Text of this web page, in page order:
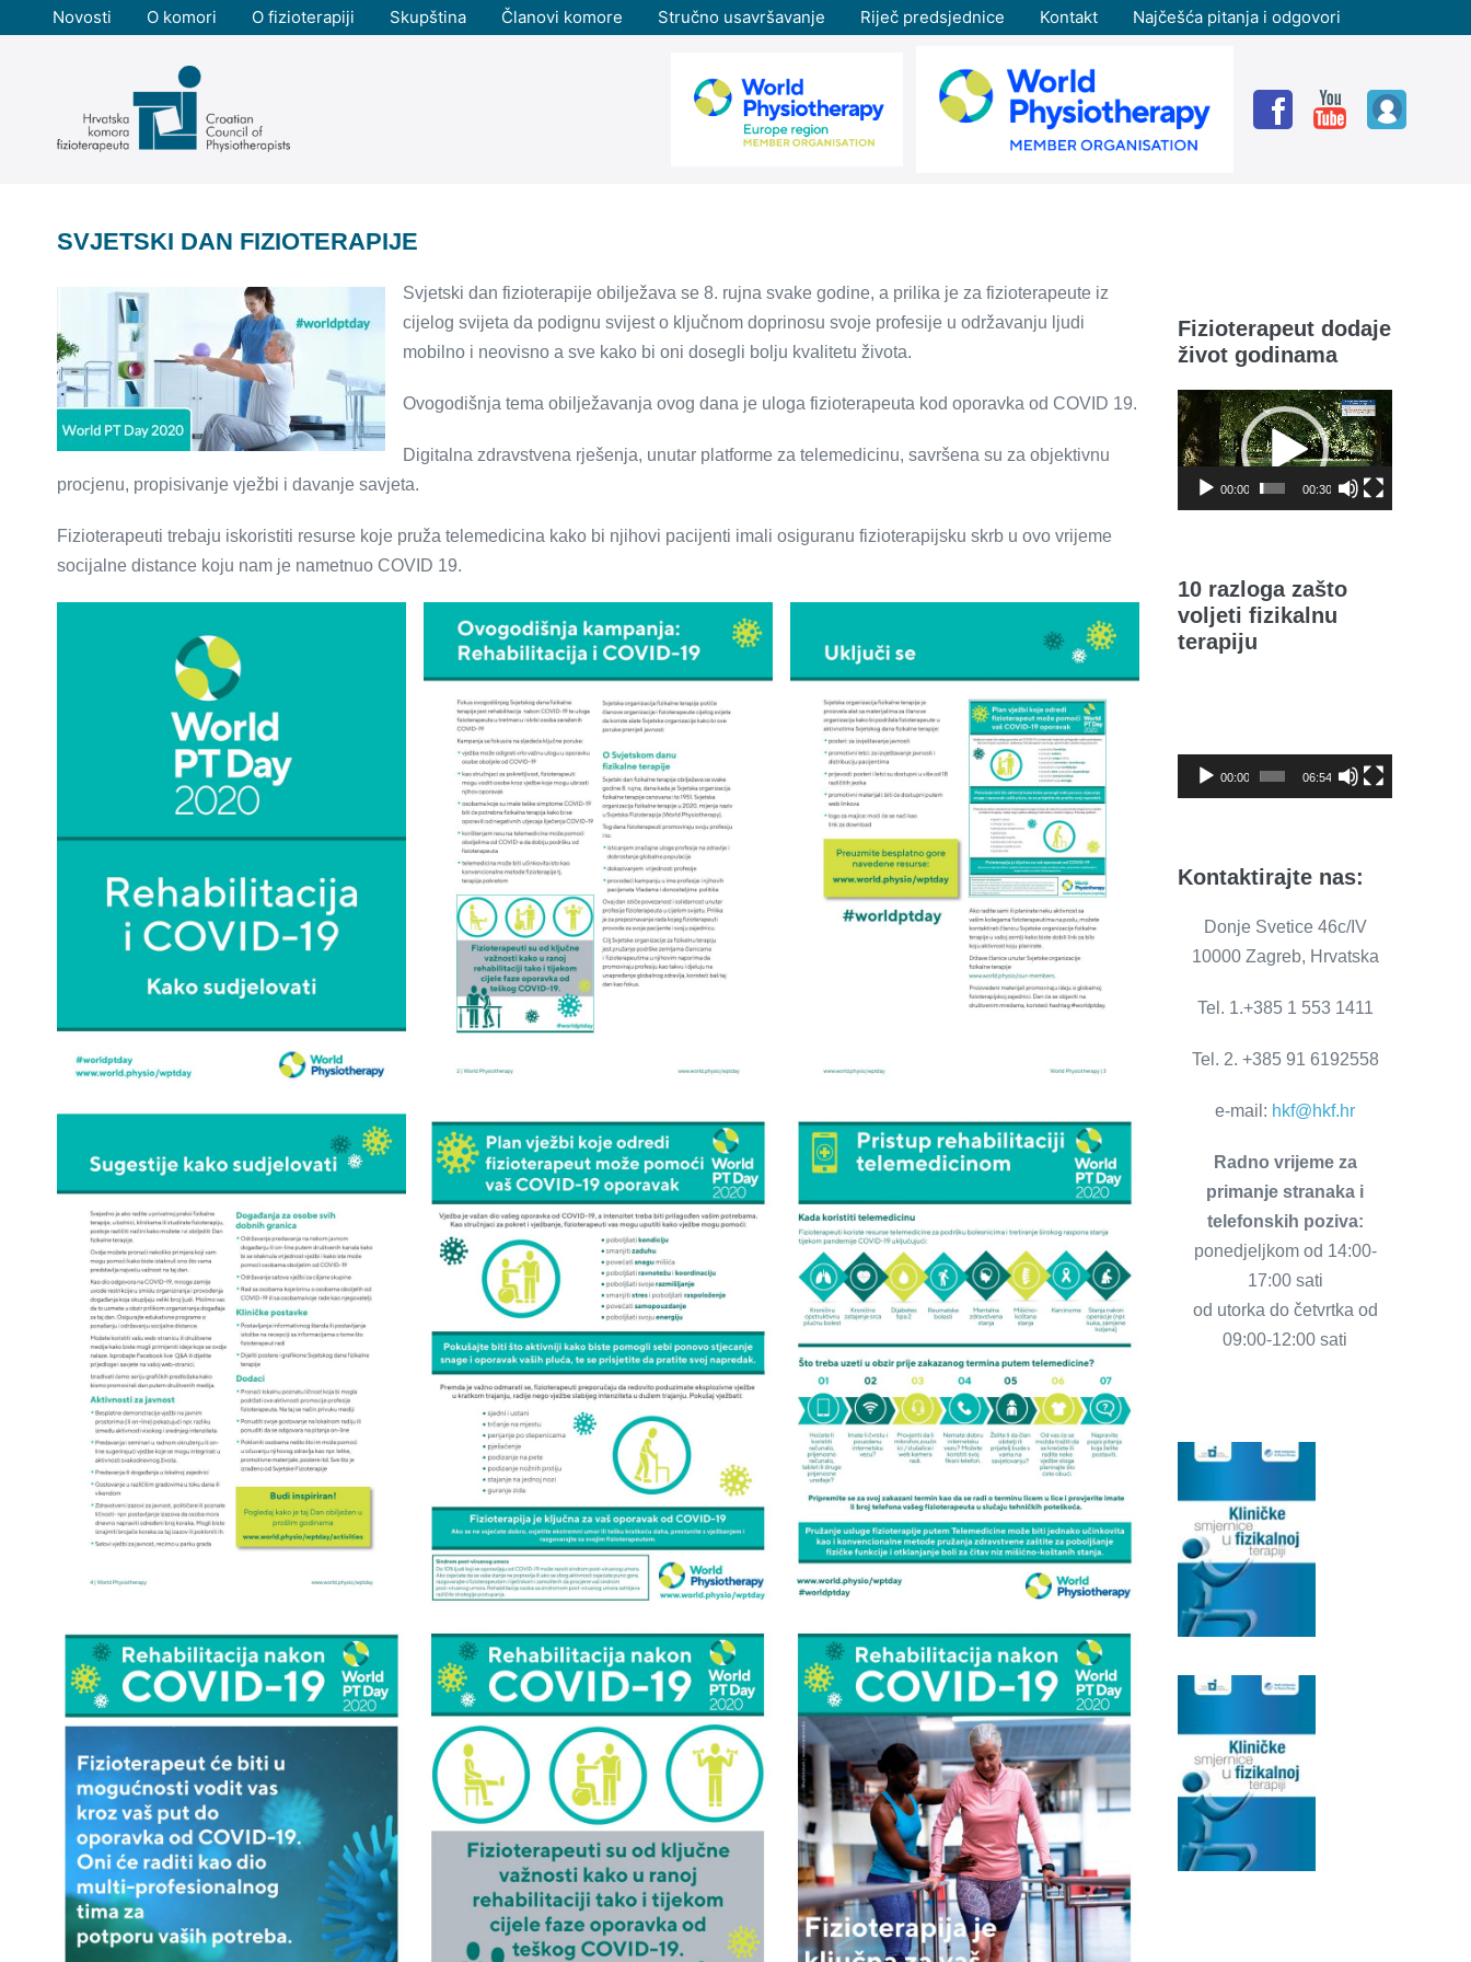
Novosti O komori O fizioterapiji Skupština Članovi komore Stručno usavršavanje Riječ predsjednice Kontakt Najčešća pitanja i odgovori
SVJETSKI DAN FIZIOTERAPIJE
Svjetski dan fizioterapije obilježava se 8. rujna svake godine, a prilika je za fizioterapeute iz
cijelog svijeta da podignu svijest o ključnom doprinosu svoje profesije u održavanju ljudi
mobilno i neovisno a sve kako bi oni dosegli bolju kvalitetu života.
Ovogodišnja tema obilježavanja ovog dana je uloga fizioterapeuta kod oporavka od COVID 19.
Digitalna zdravstvena rješenja, unutar platforme za telemedicinu, savršena su za objektivnu
procjenu, propisivanje vježbi i davanje savjeta.
Fizioterapeuti trebaju iskoristiti resurse koje pruža telemedicina kako bi njihovi pacijenti imali osiguranu fizioterapijsku skrb u ovo vrijeme
socijalne distance koju nam je nametnuo COVID 19.
Fizioterapeut dodaje
život godinama
Reproduktor
videozapisa
00:00 00:30
10 razloga zašto
voljeti fizikalnu
terapiju
00:00 06:54
Kontaktirajte nas:
Donje Svetice 46c/IV
10000 Zagreb, Hrvatska
Tel. 1.+385 1 553 1411
Tel. 2. +385 91 6192558
e-mail: hkf@hkf.hr
Radno vrijeme za
primanje stranaka i
telefonskih poziva:
ponedjeljkom od 14:00-
17:00 sati
od utorka do četvrtka od
09:00-12:00 sati